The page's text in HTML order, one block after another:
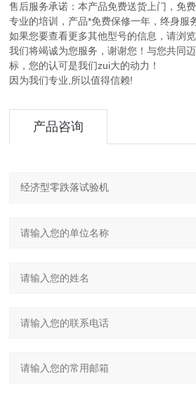
售后服务承诺：本产品免费送货上门，免
专业的培训，产品*免费保修一年，终身服
如果您要查看更多其他型号的信息，请浏
我们将竭诚为您服务，谢谢您！与您共同
标，您的认可是我们zui大的动力！
因为我们专业,所以值得信赖!
产品咨询